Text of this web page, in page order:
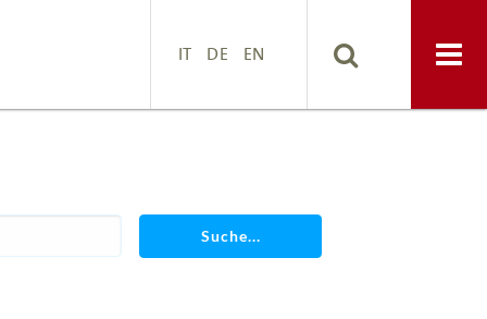
IT DE EN
Suche...